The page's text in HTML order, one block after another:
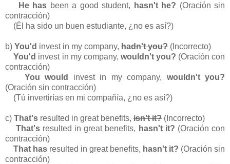
He has been a good student, hasn't he? (Oración sin
contracción)
(Él ha sido un buen estudiante, ¿no es así?)
b) You'd invest in my company, hadn't you? (Incorrecto)
You'd invest in my company, wouldn't you? (Oración con
contracción)
You would
invest in my company, wouldn't you?
(Oración sin contracción)
(Tú invertirías en mi compañía, ¿no es así?)
c) That's resulted in great benefits, isn't it? (Incorrecto)
That's resulted in great benefits, hasn't it? (Oración con
contracción)
That has resulted in great benefits, hasn't it? (Oración sin
contracción)